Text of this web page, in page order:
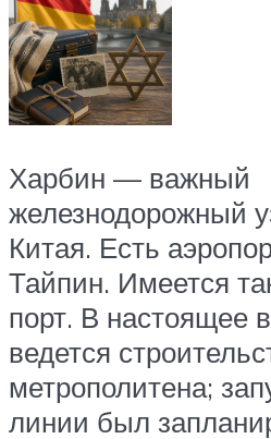
Харбин — важный
железнодорожный
Китая. Есть
Тайпин. Имеется
порт. В настоящее
ведется
метрополитена;
линии был